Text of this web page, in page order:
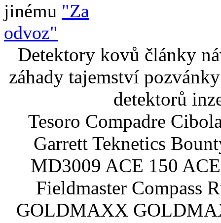
jinému "Za
odvoz"
Detektory kovů články
záhady tajemství
detektorů
Tesoro Compadre
Garrett Teknetics
MD3009 ACE 150
Fieldmaster Compass
GOLDMAXX